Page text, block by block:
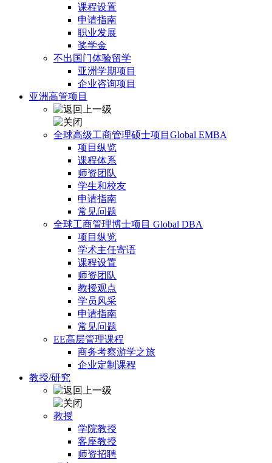
课程设置
申请指南
职业发展
奖学金
不出国门体验留学
亚洲学期项目
企业咨询项目
亚洲高管项目
全球高级工商管理硕士项目Global EMBA
项目纵览
课程体系
师资团队
学生和校友
申请指南
常见问题
全球工商管理博士项目 Global DBA
项目纵览
学术主任寄语
课程设置
师资团队
教授观点
学员风采
申请指南
常见问题
EE高层管理课程
商务考察游学之旅
企业定制课程
教授/研究
教授
学院教授
客座教授
师资招聘